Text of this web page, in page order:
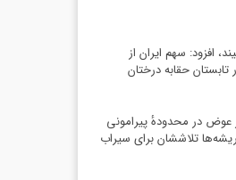
افزود: سهم ایران از
که در تابستان حقابه درختان
عوض در محدودهٔ پیرامونی
تلاششان برای سیراب